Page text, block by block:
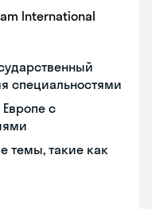
International
специальностями
с
темы, такие как